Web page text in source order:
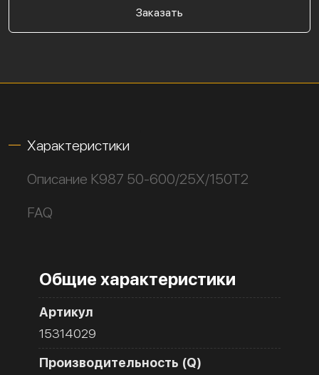
Заказать
Характеристики
Описание К987 50-600/25Х/150Т2
FAQ
Общие характеристики
Артикул
15314029
Производительность (Q)